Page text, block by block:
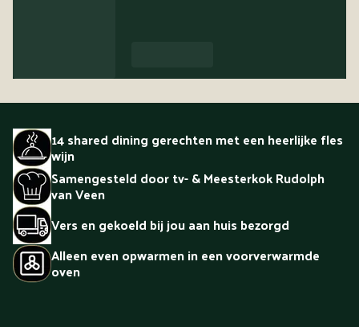
14 shared dining gerechten met een heerlijke fles
wijn
Samengesteld door tv- & Meesterkok Rudolph
van Veen
Vers en gekoeld bij jou aan huis bezorgd
Alleen even opwarmen in een voorverwarmde
oven